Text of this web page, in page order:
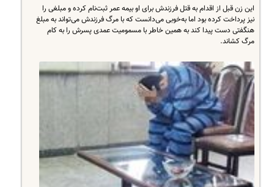
این زن قبل از اقدام به قتل فرزندش برای او بیمه عمر ثبت‌نام کرده و مبلغی را
نیز پرداخت کرده بود اما به‌خوبی می‌دانست که با مرگ فرزندش می‌تواند به مبلغ
هنگفتی دست پیدا کند به همین خاطر با مسمومیت عمدی پسرش را به کام
مرگ کشاند.